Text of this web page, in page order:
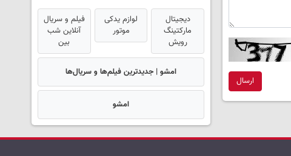
ارسال
دیجیتال
مارکتینگ
رویش
لوازم یدکی
موتور
فیلم و سریال
آنلاین شب
بین
امشو | جدیدترین فیلم‌ها و سریال‌ها
امشو